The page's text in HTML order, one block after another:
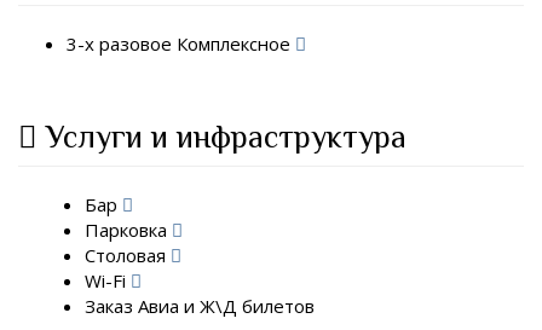
3-х разовое Комплексное
Услуги и инфраструктура
Бар
Парковка
Столовая
Wi-Fi
Заказ Авиа и Ж\Д билетов